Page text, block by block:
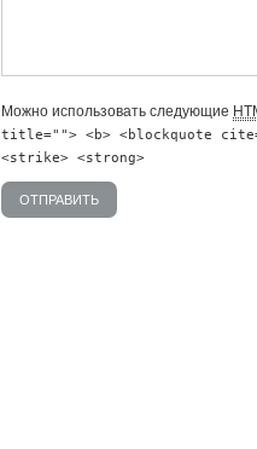
Можно использовать следующие
title=""> <b> <blockquote
<strike> <strong>